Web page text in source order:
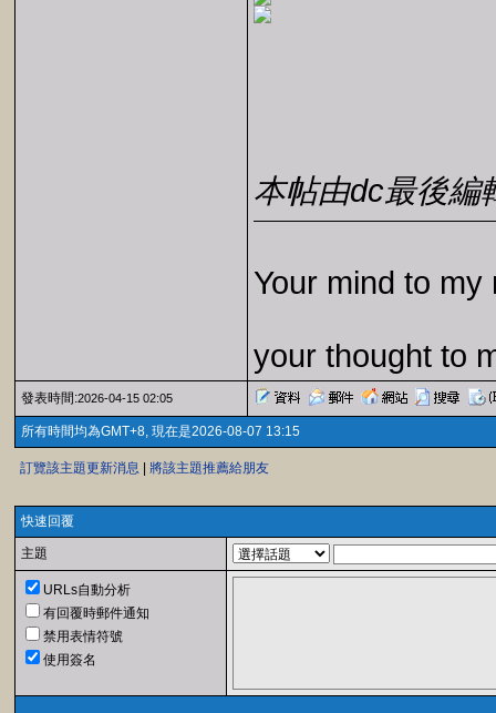
本帖由dc最後編
Your mind to my
your thought to
發表時間:2026-04-15 02:05
所有時間均為GMT+8, 現在是2026-08-07 13:15
訂覽該主題更新消息 將該主題推薦給朋友
快速回覆
主題
URLs自動分析
有回覆時郵件通知
禁用表情符號
使用簽名